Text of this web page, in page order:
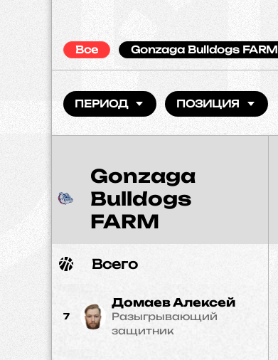
Все Gonzaga Bulldogs FARM
ПЕРИОД ПОЗИЦИЯ
Gonzaga
Bulldogs
FARM
Всего
7
Домаев Алексей
Разыгрывающий
защитник